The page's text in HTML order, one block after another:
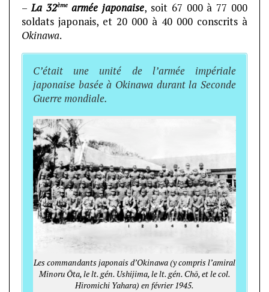
–La 32èmearmée japonaise, soit 67 000 à 77 000
soldats japonais, et 20 000 à 40 000 conscrits à
Okinawa.
C’était une unité de l’armée impériale
japonaise basée à Okinawa durant la Seconde
Guerre mondiale.
Les commandants japonais d’Okinawa (y compris l’amiral
Minoru Ōta, le lt. gén. Ushijima, le lt. gén. Chō, et le col.
Hiromichi Yahara) en février 1945.